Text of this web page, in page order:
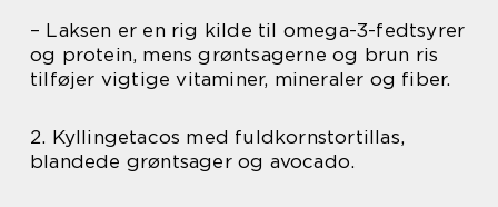
– Laksen er en rig kilde til omega-3-fedtsyrer
og protein, mens grøntsagerne og brun ris
tilføjer vigtige vitaminer, mineraler og fiber.
2. Kyllingetacos med fuldkornstortillas,
blandede grøntsager og avocado.